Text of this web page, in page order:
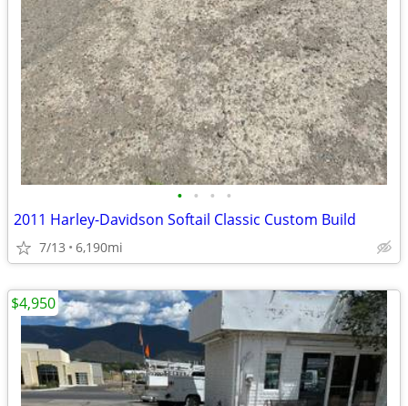
• • • •
2011 Harley-Davidson Softail Classic Custom Build
7/13 6,190mi
$4,950